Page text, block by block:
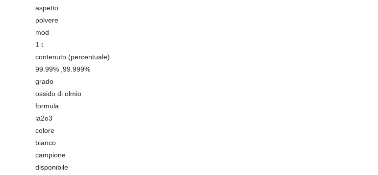
aspetto
polvere
mod
1 t.
contenuto (percentuale)
99.99% ,99.999%
grado
ossido di olmio
formula
la2o3
colore
bianco
campione
disponibile